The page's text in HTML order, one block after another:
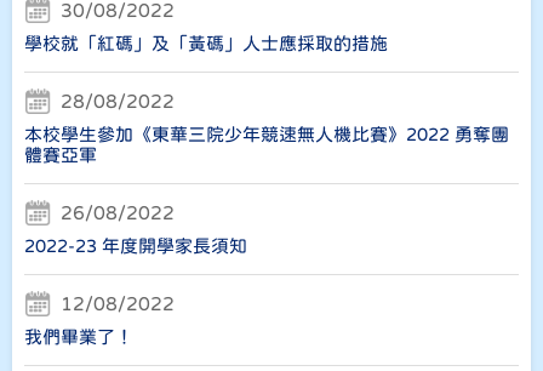
30/08/2022
學校就「紅碼」及「黃碼」人士應採取的措施
28/08/2022
本校學生參加《東華三院少年競速無人機比賽》2022 勇奪團
體賽亞軍
26/08/2022
2022-23 年度開學家長須知
12/08/2022
我們畢業了！